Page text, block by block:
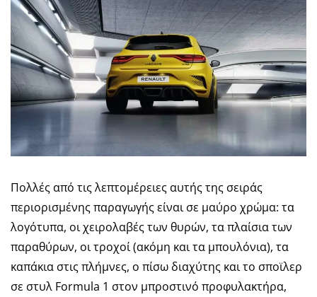
Πολλές από τις λεπτομέρειες αυτής της σειράς
περιορισμένης παραγωγής είναι σε μαύρο χρώμα: τα
λογότυπα, οι χειρολαβές των θυρών, τα πλαίσια των
παραθύρων, οι τροχοί (ακόμη και τα μπουλόνια), τα
καπάκια στις πλήμνες, ο πίσω διαχύτης και το σποϊλερ
σε στυλ Formula 1 στον μπροστινό προφυλακτήρα,